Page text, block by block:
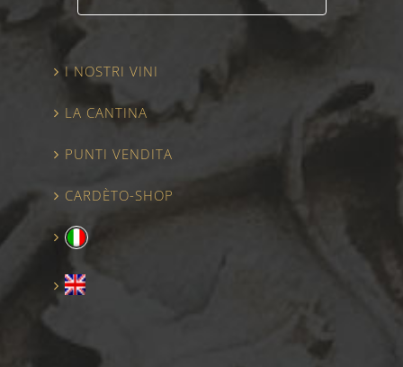
I NOSTRI VINI
LA CANTINA
PUNTI VENDITA
CARDÈTO-SHOP